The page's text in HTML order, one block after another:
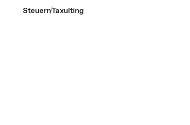
SteuernTaxulting